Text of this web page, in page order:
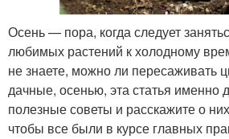
Осень — пора, когда следует
любимых растений к холодному
не знаете, можно ли пересаживать
дачные, осенью, эта статья именно
полезные советы и расскажите о
чтобы все были в курсе главных